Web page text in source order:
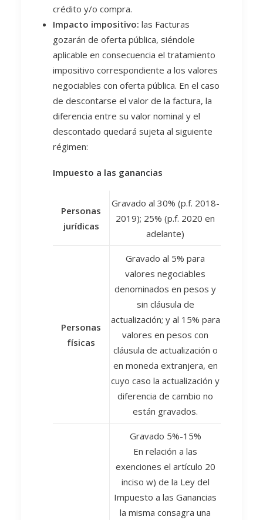
crédito y/o compra.
Impacto impositivo: las Facturas
gozarán de oferta pública, siéndole
aplicable en consecuencia el tratamiento
impositivo correspondiente a los valores
negociables con oferta pública. En el caso
de descontarse el valor de la factura, la
diferencia entre su valor nominal y el
descontado quedará sujeta al siguiente
régimen:
Impuesto a las ganancias
Personas
jurídicas
Gravado al 30% (p.f. 2018-
2019); 25% (p.f. 2020 en
adelante)
Personas
físicas
Gravado al 5% para
valores negociables
denominados en pesos y
sin cláusula de
actualización; y al 15% para
valores en pesos con
cláusula de actualización o
en moneda extranjera, en
cuyo caso la actualización y
diferencia de cambio no
están gravados.
Gravado 5%-15%
En relación a las
exenciones el artículo 20
inciso w) de la Ley del
Impuesto a las Ganancias
la misma consagra una